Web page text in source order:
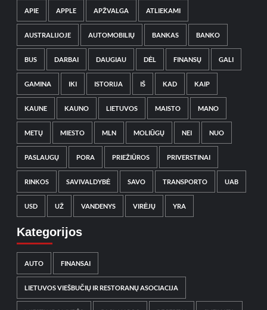
APIE APPLE APŽVALGA ATLIEKAMI
AUSTRALIJOJE AUTOMOBILIŲ BANKAS BANKO
BUS DARBAI DAUGIAU DĖL FINANSŲ GALI
GAMINA IKI ISTORIJA IŠ KAD KAIP
KAUNE KAUNO LIETUVOS MAISTO MANO
METŲ MIESTO MLN MOLIŪGŲ NEI NUO
PASLAUGŲ PORA PRIEŽIŪROS PRIVERSTINAI
RINKOS SAVIVALDYBĖ SAVO TRANSPORTO UAB
USD UŽ VANDENYS VIRĖJŲ YRA
Kategorijos
AUTO FINANSAI
LIETUVOS VIEŠBUČIŲ IR RESTORANŲ ASOCIACIJA